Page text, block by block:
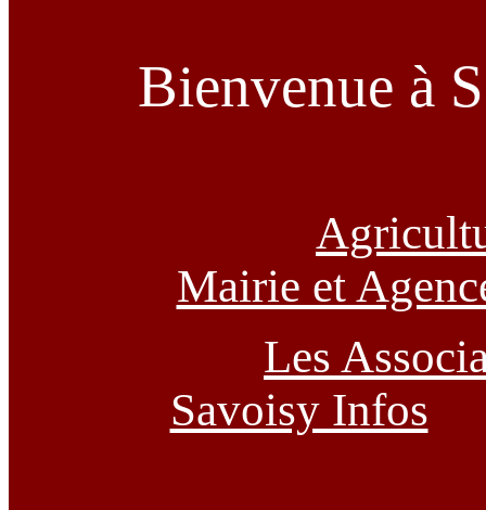
Bienvenue à
Mairie et
Les
Savoisy Infos